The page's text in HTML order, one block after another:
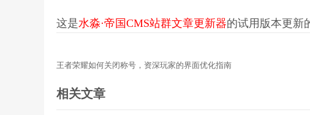
这是水淼·帝国CMS站群文章更新器的试用版本更新
王者荣耀如何关闭称号，资深玩家的界面优化指南
相关文章